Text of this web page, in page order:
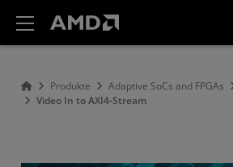
Produkte Adaptive SoCs and FPGAs
Video In to AXI4-Stream